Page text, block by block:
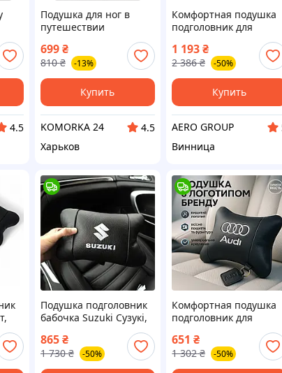
4.5
Подушка для ног в
путешествии
надувная, дорожный
пуф для самолета, авто
и автобуса Серая
699 ₴
810 ₴ -13%
Купить
KOMORKA 24
4.5
Харьков
Комфортная подушка
подголовник для
Подголовник для
сиденья автомобиля
BF-72
1 193₴
2 386 ₴ -50%
Купить
AERO GROUP
Винница
Подушка подголовник
бабочка Suzuki Сузукі,
подарок
автомобилисту,
Подушки для машини
865 ₴
1 730 ₴ -50%
Комфортная подушка
подголовник для
автомобиля Audi Ауди
1шт Подушка
автоподушка
автомобильная WC-82
651 ₴
1 302 ₴ -50%